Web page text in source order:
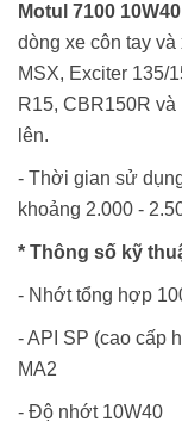
Motul 7100
dòng xe côn tay
MSX, Exciter 135/
R15, CBR150R
lên.
- Thời gian sử
khoảng 2.000 -
* Thông số kỹ
- Nhớt tổng hợp
- API SP (cao cấp
MA2
- Độ nhớt 10W40